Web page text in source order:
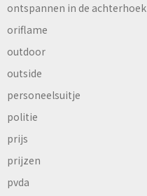
ontspannen in de achterhoek
oriflame
outdoor
outside
personeelsuitje
politie
prijs
prijzen
pvda